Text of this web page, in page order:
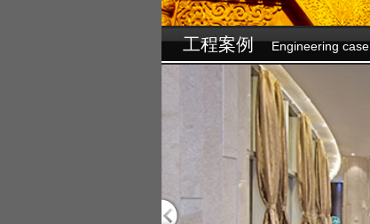
设为首页 ☆ 加入收藏
工程案例Engineering case